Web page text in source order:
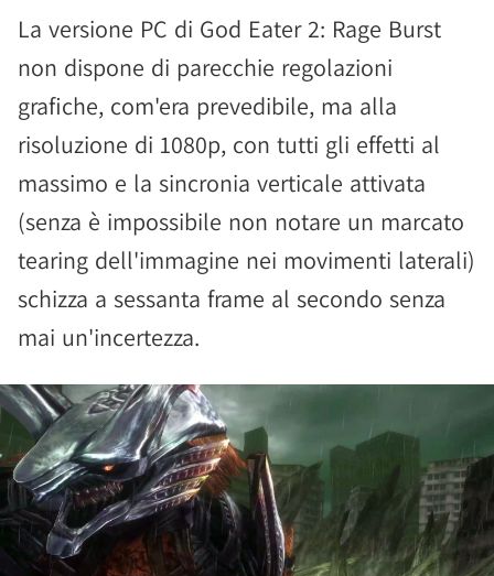
La versione PC di God Eater 2: Rage Burst
non dispone di parecchie regolazioni
grafiche, com'era prevedibile, ma alla
risoluzione di 1080p, con tutti gli effetti al
massimo e la sincronia verticale attivata
(senza è impossibile non notare un marcato
tearing dell'immagine nei movimenti laterali)
schizza a sessanta frame al secondo senza
mai un'incertezza.